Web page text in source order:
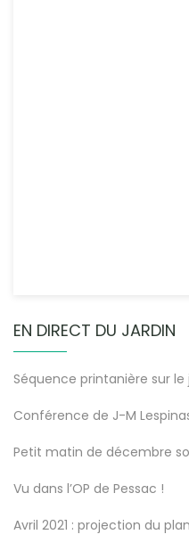
EN DIRECT DU JARDIN
Séquence printanière sur le
Conférence de J-M
Petit matin de décembre
Vu dans l’OP de Pessac !
Avril 2021 : projection du